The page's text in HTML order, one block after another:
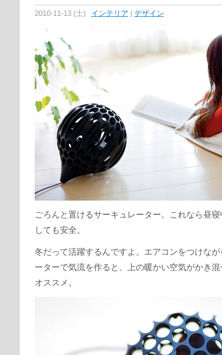
2010-11-13 (土) インテリア デザイン
ごろんと置けるサーキュレーター。これなら昼
しても安全。
冬だって活躍するんですよ。エアコンをつけな
ーターで気流を作ると、上の暖かい空気がかき
オススメ。